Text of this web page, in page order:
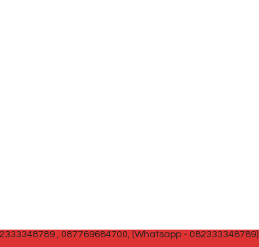
, 087769684700, (Whatsapp - 082333348789)